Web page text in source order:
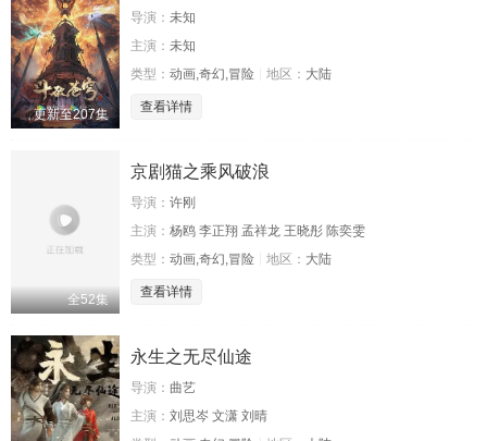
更新至207集
导演： 未知
主演： 未知
类型： 动画,奇幻,冒险 地区： 大陆
查看详情
全52集
京剧猫之乘风破浪
导演： 许刚
主演： 杨鸥 李正翔 孟祥龙 王晓彤 陈奕雯
类型： 动画,奇幻,冒险 地区： 大陆
查看详情
永生之无尽仙途
导演： 曲艺
主演： 刘思岑 文潇 刘晴